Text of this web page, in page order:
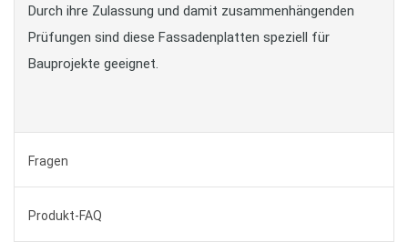
Durch ihre Zulassung und damit zusammenhängenden
Prüfungen sind diese Fassadenplatten speziell für
Bauprojekte geeignet.
Fragen
Produkt-FAQ